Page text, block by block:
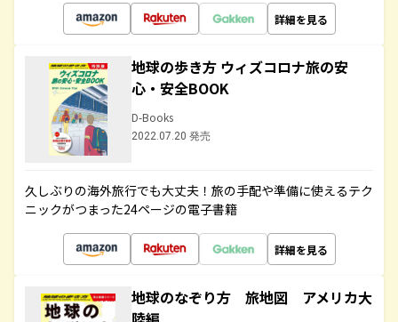
詳細を見る
地球の歩き方 ウィズコロナ旅の安
心・安全BOOK
D-Books
2022.07.20 発売
久しぶりの海外旅行でも大丈夫！旅の手配や準備に使えるテク
ニックがつまった24ページの電子書籍
詳細を見る
地球のなぞり方 旅地図 アメリカ大